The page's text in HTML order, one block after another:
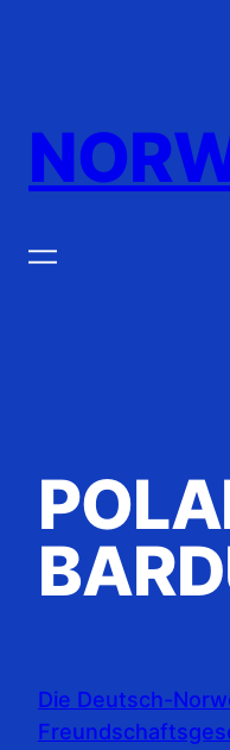
Die Deutsch-